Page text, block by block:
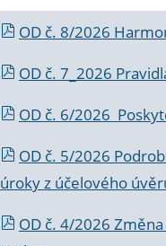
OD č. 8/2026
OD č. 7_2026
OD č. 6/2026
OD č. 5/2026
úroky z účelového
OD č. 4/2026